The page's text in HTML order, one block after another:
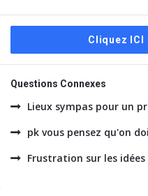
Cliquez ICI
Questions Connexes
Lieux sympas pour un
pk vous pensez qu'on
Frustration sur les